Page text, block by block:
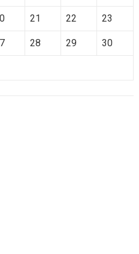
21 22 23
28 29 30